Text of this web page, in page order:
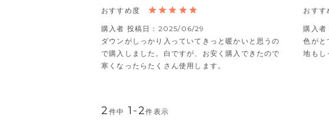
購入者 投稿日
2025/06/29
ダウンがしっかり入っていてきっと暖かいと思うの
で購入しました。白ですが、お安く購入できたので
寒くなったらたくさん使用します。
購入者
色がと
地もし
2 件中 1 -2件表示